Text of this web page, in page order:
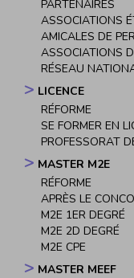
PARTENAIRES
ASSOCIATIONS
AMICALES DE
ASSOCIATIONS
RÉSEAU
LICENCE
RÉFORME
SE FORMER EN
PROFESSORAT
MASTER M2E
RÉFORME
APRÈS LE
M2E 1ER DEGRÉ
M2E 2D DEGRÉ
M2E CPE
MASTER MEEF